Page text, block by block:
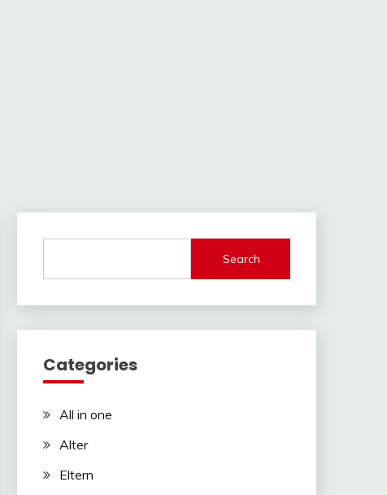
Search
Categories
All in one
Alter
Eltern